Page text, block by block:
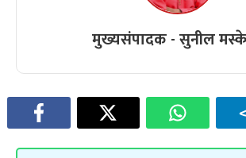
मुख्यसंपादक - सुनील